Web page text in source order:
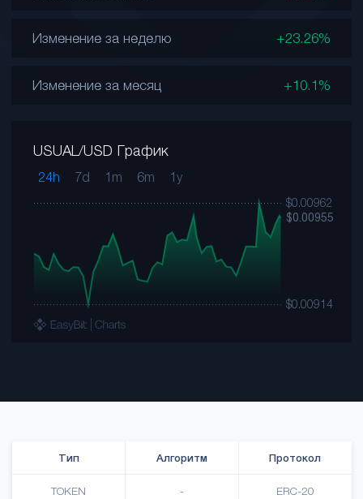
Изменение за неделю +23.26%
Изменение за месяц +10.1%
USUAL/USD График
24h 7d 1m 6m 1y
Тип
TOKEN
Алгоритм
-
Протокол
ERC-20